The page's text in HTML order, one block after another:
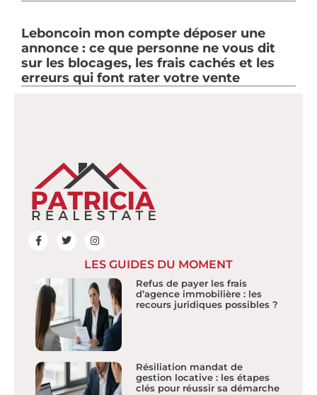
Leboncoin mon compte déposer une
annonce : ce que personne ne vous dit
sur les blocages, les frais cachés et les
erreurs qui font rater votre vente
LES GUIDES DU MOMENT
Refus de payer les frais
d’agence immobilière : les
recours juridiques possibles ?
Résiliation mandat de
gestion locative : les étapes
clés pour réussir sa démarche